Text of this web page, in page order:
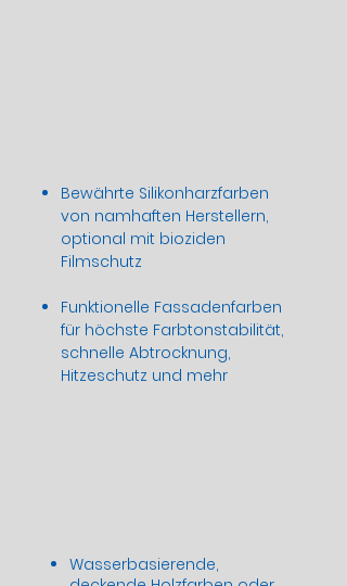
Bewährte Silikonharzfarben
von namhaften Herstellern,
optional mit bioziden
Filmschutz
Funktionelle Fassadenfarben
für höchste Farbtonstabilität,
schnelle Abtrocknung,
Hitzeschutz und mehr
Wasserbasierende,